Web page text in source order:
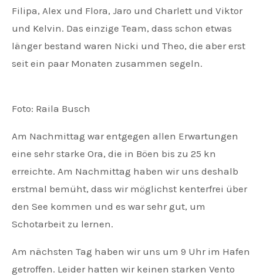
Filipa, Alex und Flora, Jaro und Charlett und Viktor
und Kelvin. Das einzige Team, dass schon etwas
länger bestand waren Nicki und Theo, die aber erst
seit ein paar Monaten zusammen segeln.
Foto: Raila Busch
Am Nachmittag war entgegen allen Erwartungen
eine sehr starke Ora, die in Böen bis zu 25 kn
erreichte. Am Nachmittag haben wir uns deshalb
erstmal bemüht, dass wir möglichst kenterfrei über
den See kommen und es war sehr gut, um
Schotarbeit zu lernen.
Am nächsten Tag haben wir uns um 9 Uhr im Hafen
getroffen. Leider hatten wir keinen starken Vento